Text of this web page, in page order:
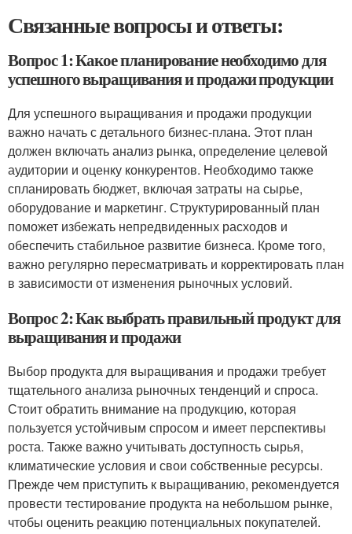
Связанные вопросы и ответы:
Вопрос 1: Какое планирование необходимо для
успешного выращивания и продажи продукции
Для успешного выращивания и продажи продукции
важно начать с детального бизнес-плана. Этот план
должен включать анализ рынка, определение целевой
аудитории и оценку конкурентов. Необходимо также
спланировать бюджет, включая затраты на сырье,
оборудование и маркетинг. Структурированный план
поможет избежать непредвиденных расходов и
обеспечить стабильное развитие бизнеса. Кроме того,
важно регулярно пересматривать и корректировать план
в зависимости от изменения рыночных условий.
Вопрос 2: Как выбрать правильный продукт для
выращивания и продажи
Выбор продукта для выращивания и продажи требует
тщательного анализа рыночных тенденций и спроса.
Стоит обратить внимание на продукцию, которая
пользуется устойчивым спросом и имеет перспективы
роста. Также важно учитывать доступность сырья,
климатические условия и свои собственные ресурсы.
Прежде чем приступить к выращиванию, рекомендуется
провести тестирование продукта на небольшом рынке,
чтобы оценить реакцию потенциальных покупателей.